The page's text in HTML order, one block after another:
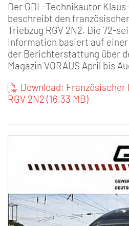
Der GDL-Technikautor
beschreibt den
Triebzug RGV 2N2. Die 72-
Information basiert auf
der Berichterstattung über
Magazin VORAUS April bis
Download:
RGV 2N2 (16,33 MB)